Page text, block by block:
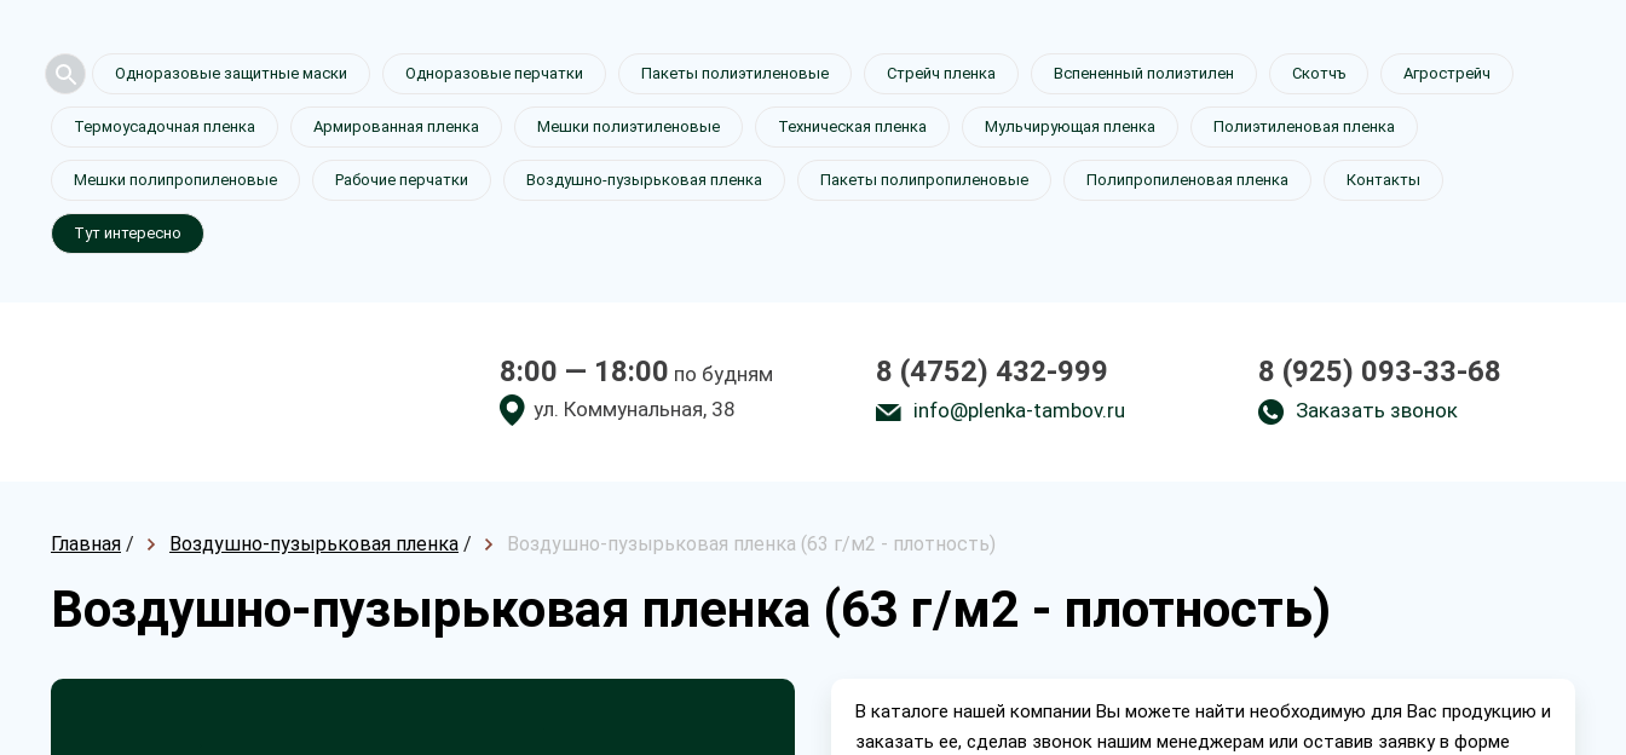
Одноразовые защитные маски Одноразовые перчатки Пакеты полиэтиленовые Стрейч пленка Вспененный полиэтилен Скотчъ Агрострейч
Термоусадочная пленка Армированная пленка Мешки полиэтиленовые Техническая пленка Мульчирующая пленка Полиэтиленовая пленка
Мешки полипропиленовые Рабочие перчатки Воздушно-пузырьковая пленка Пакеты полипропиленовые Полипропиленовая пленка Контакты
Тут интересно
8:00 — 18:00 по будням
ул. Коммунальная, 38
8 (4752) 432-999
info@plenka-tambov.ru
8 (925) 093-33-68
Заказать звонок
Главная / Воздушно-пузырьковая пленка / Воздушно-пузырьковая пленка (63 г/м2 - плотность)
Воздушно-пузырьковая пленка (63 г/м2 - плотность)
В каталоге нашей компании Вы можете найти необходимую для Вас продукцию и
заказать ее, сделав звонок нашим менеджерам или оставив заявку в форме